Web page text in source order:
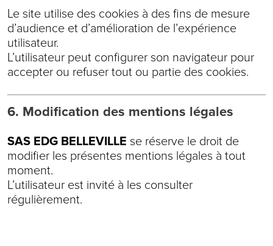
Le site utilise des cookies à des fins de mesure
d’audience et d’amélioration de l’expérience
utilisateur.
L’utilisateur peut configurer son navigateur pour
accepter ou refuser tout ou partie des cookies.
6. Modification des mentions légales
SAS EDG BELLEVILLE se réserve le droit de
modifier les présentes mentions légales à tout
moment.
L’utilisateur est invité à les consulter
régulièrement.